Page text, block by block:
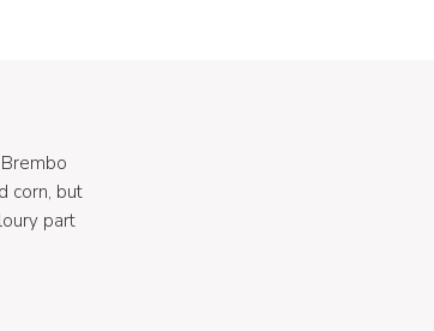
corn, but
part